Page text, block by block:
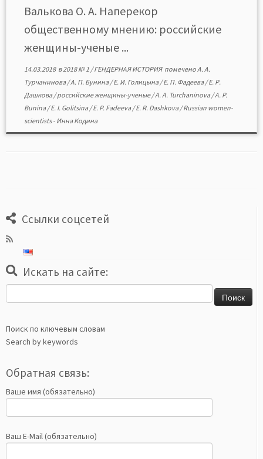
проявить нескромность и выйти за рамки семейных и
материнских […]
Валькова О. А. Наперекор
общественному мнению: российские
женщины-ученые ...
14.03.2018в2018 № 1 /ГЕНДЕРНАЯ ИСТОРИЯ помеченоА. А.
Турчанинова/А. П. Бунина/Е. И. Голицына/Е. П. Фадеева/Е. Р.
Дашкова/российские женщины-ученые/A. A. Turchaninova/A. P.
Bunina/E. I. Golitsina/E. P. Fadeeva/E. R. Dashkova/Russian women-
scientists- Инна Кодина
Ссылки соцсетей
Искать на сайте:
Поиск по ключевым словам
Search by keywords
Обратная связь:
Ваше имя (обязательно)
Ваш E-Mail (обязательно)